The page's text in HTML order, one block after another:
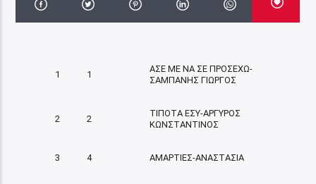
1 1
ΑΣΕ ΜΕ ΝΑ ΣΕ ΠΡΟΣΕΧΩ-
ΣΑΜΠΑΝΗΣ ΓΙΩΡΓΟΣ
2 2
ΤΙΠΟΤΑ ΕΣΥ-ΑΡΓΥΡΟΣ
ΚΩΝΣΤΑΝΤΙΝΟΣ
3 4 ΑΜΑΡΤΙΕΣ-ΑΝΑΣΤΑΣΙΑ